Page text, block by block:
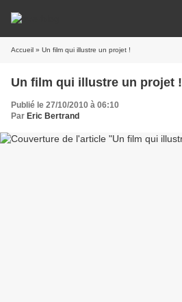
Accueil » Un film qui illustre un projet !
Un film qui illustre un projet !
Publié le 27/10/2010 à 06:10
Par Eric Bertrand